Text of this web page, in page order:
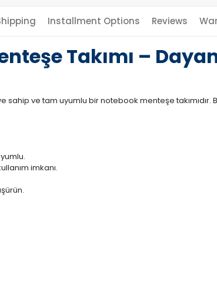
Installment Options Reviews
Takımı –
ve tam uyumlu bir notebook menteşe takımıdır.
imkanı.